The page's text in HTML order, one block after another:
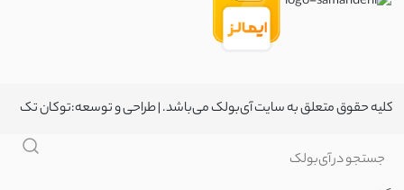
کلیه حقوق متعلق به سایت آی‌بولک می‌باشد. | طراحی و توسعه:توکان تک